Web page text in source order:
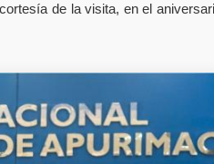
de la visita, en el